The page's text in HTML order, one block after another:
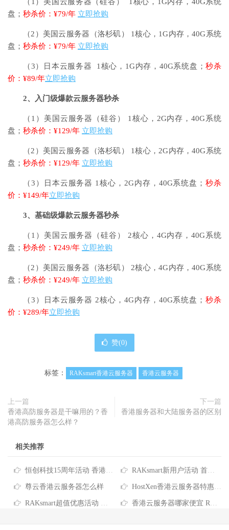
盘； 秒杀价：¥79/年 立即抢购
（2）美国云服务器（洛杉矶） 1核心，1G内存，40G系统
盘； 秒杀价：¥79/年 立即抢购
（3）日本云服务器 1核心，1G内存，40G系统盘； 秒杀
价：¥89/年立即抢购
2、入门级爆款云服务器秒杀
（1）美国云服务器（硅谷） 1核心，2G内存，40G系统
盘； 秒杀价：¥129/年 立即抢购
（2）美国云服务器（洛杉矶） 1核心，2G内存，40G系统
盘； 秒杀价：¥129/年 立即抢购
（3）日本云服务器 1核心，2G内存，40G系统盘； 秒杀
价：¥149/年立即抢购
3、基础级爆款云服务器秒杀
（1）美国云服务器（硅谷） 2核心，4G内存，40G系统
盘； 秒杀价：¥249/年 立即抢购
（2）美国云服务器（洛杉矶） 2核心，4G内存，40G系统
盘； 秒杀价：¥249/年 立即抢购
（3）日本云服务器 2核心，4G内存，40G系统盘； 秒杀
价：¥289/年立即抢购
赞(0)
标签： RAKsmart香港云服务器 香港云服务器
上一篇
香港高防服务器是干嘛用的？香
港高防服务器怎么样？
下一篇
香港服务器和大陆服务器的区别
相关推荐
恒创科技15周年活动 香港云服务器4折仅需73元/月 香港服务器低至390元/月 RAKsmart新用户活动 首单超值6.5折 香港云服务器仅需$3.99
尊云香港云服务器怎么样 HostXen香港云服务器特惠 2核/6GB/40GB/10M配置仅需70元/月
RAKsmart超值优惠活动 香港云服务器5折优惠 价格低至$4.36起/月 香港云服务器哪家便宜 RAKsmart香港云服务器推荐